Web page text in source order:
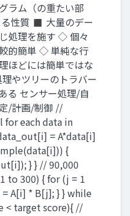
ラム（の重たい部
性質 ◼ 大量のデー
処理を施す ◇ 個々
的簡単 ◇ 単純な行
ほどには簡単ではな
やツリーのトラバー
る センサー処理/自
/計画/制御 //
for each data in
= A*data[i]
{
} } // 90,000
to 300) { for (j = 1
A[i] * B[j]; } } while
< target score){ //